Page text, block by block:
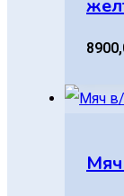
Мяч